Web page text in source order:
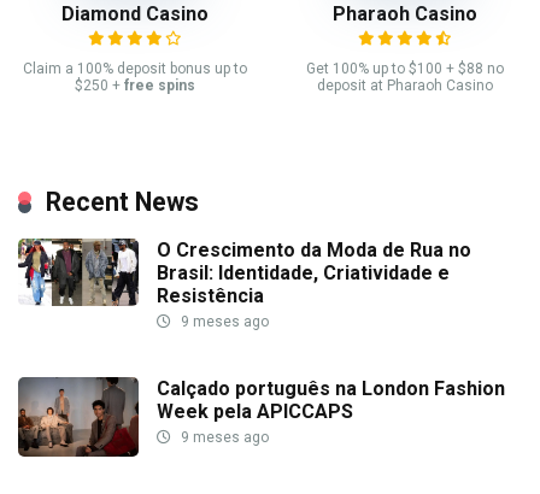
Diamond Casino
Claim a 100% deposit bonus up to
$250 + free spins
Pharaoh Casino
Get 100% up to $100 + $88 no
deposit at Pharaoh Casino
Recent News
O Crescimento da Moda de Rua no
Brasil: Identidade, Criatividade e
Resistência
9 meses ago
Calçado português na London Fashion
Week pela APICCAPS
9 meses ago